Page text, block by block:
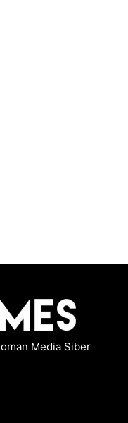
Media Siber